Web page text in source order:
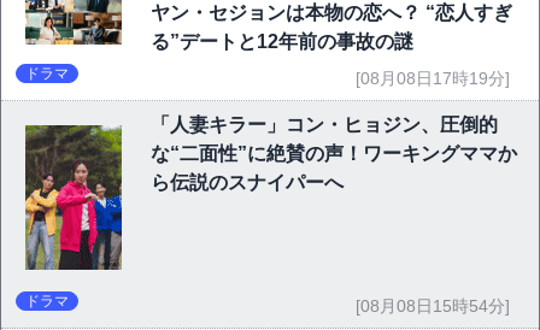
ヤン・セジョンは本物の恋へ？ “恋人すぎ
る”デートと12年前の事故の謎
ドラマ [08月08日17時19分]
「人妻キラー」コン・ヒョジン、圧倒的
な“二面性”に絶賛の声！ワーキングママか
ら伝説のスナイパーへ
ドラマ [08月08日15時54分]